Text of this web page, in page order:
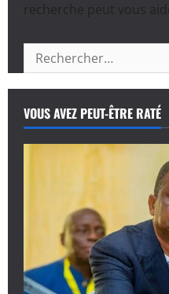
recherche peut vous
Rechercher :
VOUS AVEZ PEUT-ÊTRE RATÉ